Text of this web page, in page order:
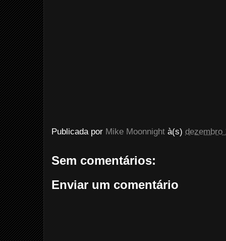
Publicada por Mike Moonnight à(s) dezembro
Sem comentários:
Enviar um comentário